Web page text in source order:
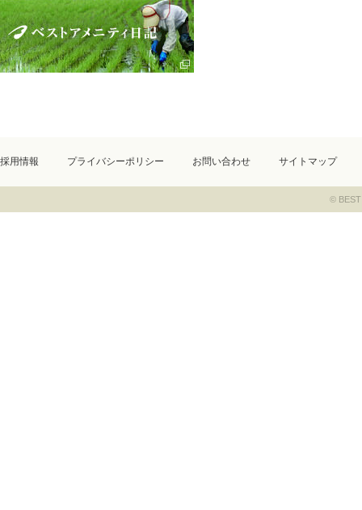
採用情報 プライバシーポリシー お問い合わせ サイトマップ
© BEST